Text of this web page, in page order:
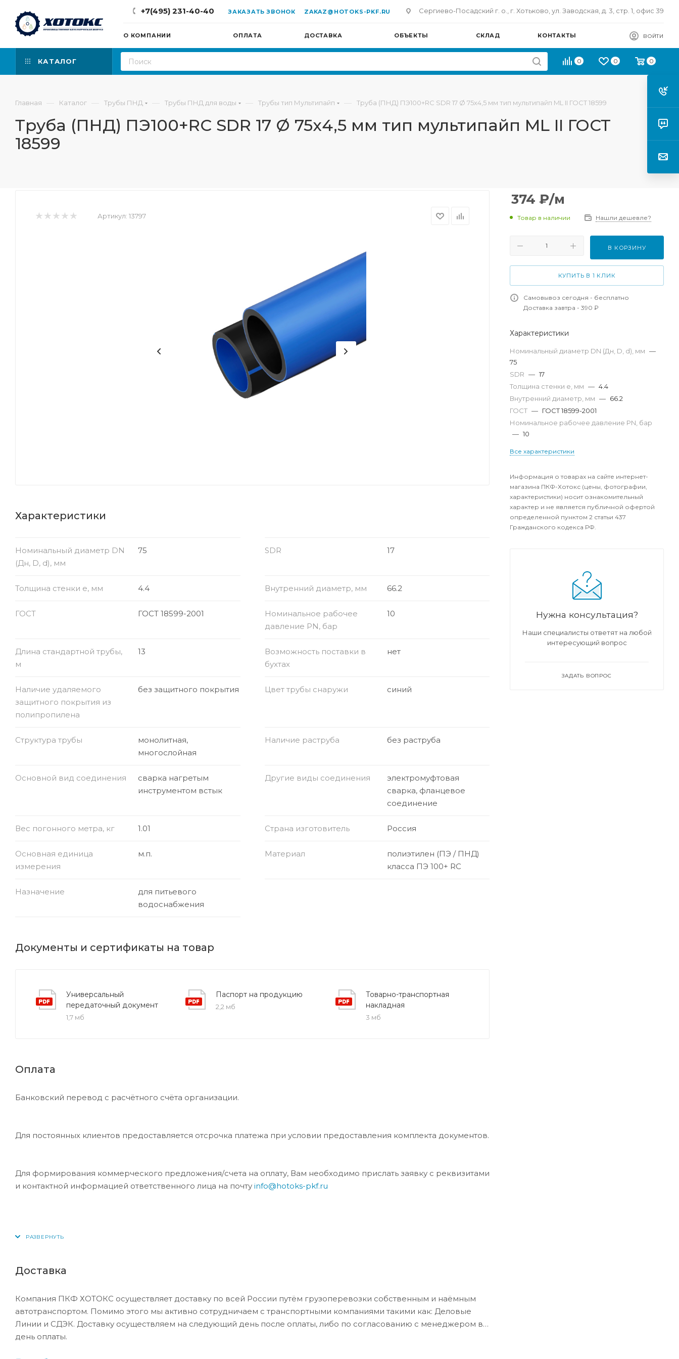
+7(495) 231-40-40 ЗАКАЗАТЬ ЗВОНОК ZAKAZ@HOTOKS-PKF.RU Сергиево-Посадский г. о., г. Хотьково, ул. Заводская, д. 3, стр. 1, офис 39
О КОМПАНИИ ОПЛАТА ДОСТАВКА ОБЪЕКТЫ СКЛАД КОНТАКТЫ ВОЙТИ
КАТАЛОГ 0 0 0
Главная — Каталог — Трубы ПНД — Трубы ПНД для воды — Трубы тип Мультипайп — Труба (ПНД) ПЭ100+RC SDR 17 Ø 75х4,5 мм тип мультипайп ML II ГОСТ 18599
Труба (ПНД) ПЭ100+RC SDR 17 Ø 75х4,5 мм тип мультипайп ML II ГОСТ
18599
Артикул: 13797
Характеристики
Номинальный диаметр DN
(Дн, D, d), мм
75 SDR 17
Толщина стенки e, мм 4.4 Внутренний диаметр, мм 66.2
ГОСТ ГОСТ 18599-2001
Номинальное рабочее
давление PN, бар
10
Длина стандартной трубы,
м
13
Возможность поставки в
бухтах
нет
Наличие удаляемого
защитного покрытия из
полипропилена
без защитного покрытия Цвет трубы снаружи синий
Структура трубы
монолитная,
многослойная
Наличие раструба без раструба
Основной вид соединения
сварка нагретым
инструментом встык
Другие виды соединения
электромуфтовая
сварка, фланцевое
соединение
Вес погонного метра, кг 1.01 Страна изготовитель Россия
Основная единица
измерения
м.п. Материал
полиэтилен (ПЭ / ПНД)
класса ПЭ 100+ RC
Назначение
для питьевого
водоснабжения
Документы и сертификаты на товар
Универсальный
передаточный документ
1,7 мб
Паспорт на продукцию
2,2 мб
Товарно-транспортная
накладная
3 мб
Оплата
Банковский перевод с расчётного счёта организации.
Для постоянных клиентов предоставляется отсрочка платежа при условии предоставления комплекта документов.
Для формирования коммерческого предложения/счета на оплату, Вам необходимо прислать заявку с реквизитами
и контактной информацией ответственного лица на почту info@hotoks-pkf.ru
Доставка
Компания ПКФ ХОТОКС осуществляет доставку по всей России путём грузоперевозки собственным и наёмным
автотранспортом. Помимо этого мы активно сотрудничаем с транспортными компаниями такими как: Деловые
Линии и СДЭК. Доставку осуществляем на следующий день после оплаты, либо по согласованию с менеджером в
день оплаты.
374 ₽/м
Товар в наличии Нашли дешевле?
В КОРЗИНУ
КУПИТЬ В 1 КЛИК
Самовывоз сегодня - бесплатно
Доставка завтра - 390 ₽
Характеристики
Номинальный диаметр DN (Дн, D, d), мм —
75
SDR — 17
Толщина стенки e, мм — 4.4
Внутренний диаметр, мм — 66.2
ГОСТ — ГОСТ 18599-2001
Номинальное рабочее давление PN, бар
— 10
Все характеристики
Информация о товарах на сайте интернет-
магазина ПКФ-Хотокс (цены, фотографии,
характеристики) носит ознакомительный
характер и не является публичной офертой
определенной пунктом 2 статьи 437
Гражданского кодекса РФ.
Нужна консультация?
Наши специалисты ответят на любой
интересующий вопрос
ЗАДАТЬ ВОПРОС